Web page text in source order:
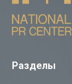
Разделы